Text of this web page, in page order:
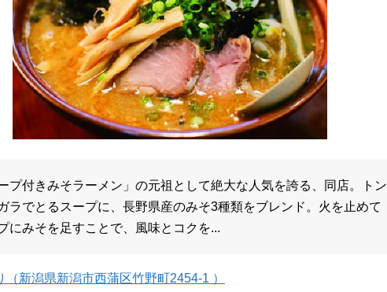
プ付きみそラーメン」の元祖として絶大な人気を誇る、同店。トン
ラでとるスープに、長野県産のみそ3種類をブレンド。火を止めて
にみそを足すことで、風味とコクを...
（新潟県新潟市西蒲区竹野町2454-1 ）